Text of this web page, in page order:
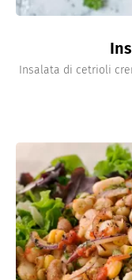
Insalata di cetrioli